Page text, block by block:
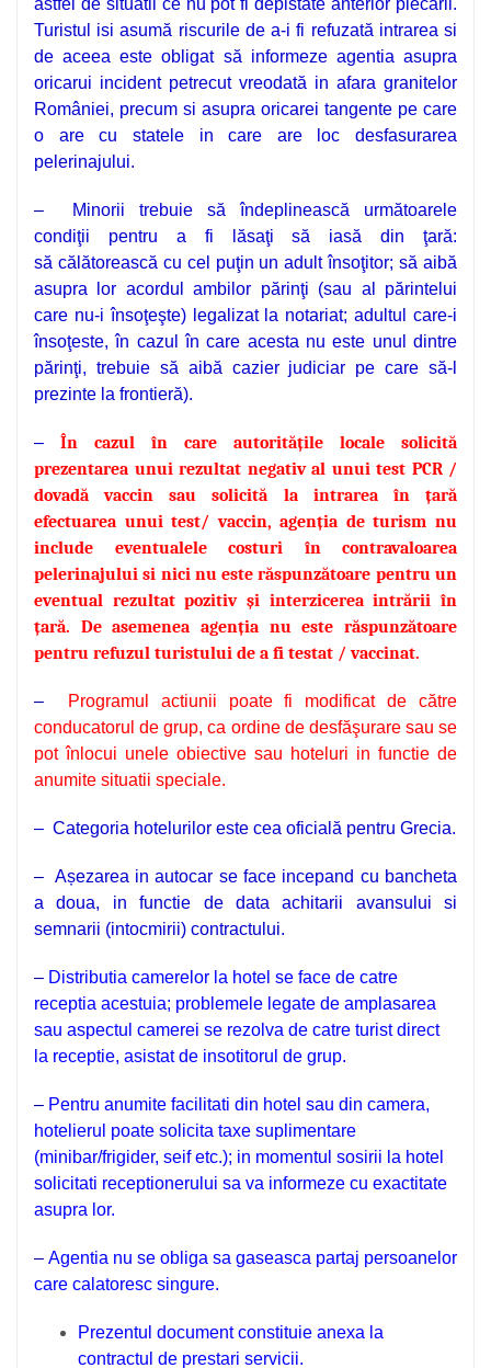
astfel de situatii ce nu pot fi depistate anterior plecării.
Turistul isi asumă riscurile de a-i fi refuzată intrarea si
de aceea este obligat să informeze agentia asupra
oricarui incident petrecut vreodată in afara granitelor
României, precum si asupra oricarei tangente pe care
o are cu statele in care are loc desfasurarea
pelerinajului.
– Minorii trebuie să îndeplinească următoarele
condiţii pentru a fi lăsaţi să iasă din ţară:
să călătorească cu cel puţin un adult însoţitor; să aibă
asupra lor acordul ambilor părinţi (sau al părintelui
care nu-i însoţeşte) legalizat la notariat; adultul care-i
însoţeste, în cazul în care acesta nu este unul dintre
părinţi, trebuie să aibă cazier judiciar pe care să-l
prezinte la frontieră).
– În cazul în care autoritățile locale solicită
prezentarea unui rezultat negativ al unui test PCR /
dovadă vaccin sau solicită la intrarea în țară
efectuarea unui test/ vaccin, agenția de turism nu
include eventualele costuri în contravaloarea
pelerinajului si nici nu este răspunzătoare pentru un
eventual rezultat pozitiv și interzicerea intrării în
țară. De asemenea agenția nu este răspunzătoare
pentru refuzul turistului de a fi testat / vaccinat.
–
Programul actiunii poate fi modificat de către
conducatorul de grup, ca ordine de desfăşurare sau se
pot înlocui unele obiective sau hoteluri in functie de
anumite situatii speciale.
– Categoria hotelurilor este cea oficială pentru Grecia.
– Așezarea in autocar se face incepand cu bancheta
a doua, in functie de data achitarii avansului si
semnarii (intocmirii) contractului.
– Distributia camerelor la hotel se face de catre
receptia acestuia; problemele legate de amplasarea
sau aspectul camerei se rezolva de catre turist direct
la receptie, asistat de insotitorul de grup.
– Pentru anumite facilitati din hotel sau din camera,
hotelierul poate solicita taxe suplimentare
(minibar/frigider, seif etc.); in momentul sosirii la hotel
solicitati receptionerului sa va informeze cu exactitate
asupra lor.
– Agentia nu se obliga sa gaseasca partaj persoanelor
care calatoresc singure.
Prezentul document constituie anexa la
contractul de prestari servicii.